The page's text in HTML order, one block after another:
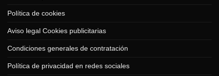
Política de cookies
Aviso legal Cookies publicitarias
Condiciones generales de contratación
Política de privacidad en redes sociales